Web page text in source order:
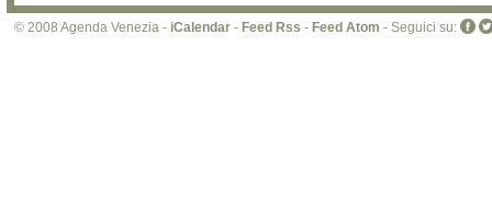
© 2008 Agenda Venezia - iCalendar - Feed Rss - Feed Atom - Seguici su: